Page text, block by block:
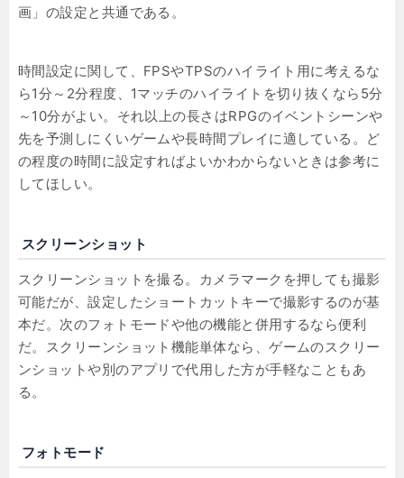
画」の設定と共通である。
時間設定に関して、FPSやTPSのハイライト用に考えるな
ら1分～2分程度、1マッチのハイライトを切り抜くなら5分
～10分がよい。それ以上の長さはRPGのイベントシーンや
先を予測しにくいゲームや長時間プレイに適している。ど
の程度の時間に設定すればよいかわからないときは参考に
してほしい。
スクリーンショット
スクリーンショットを撮る。カメラマークを押しても撮影
可能だが、設定したショートカットキーで撮影するのが基
本だ。次のフォトモードや他の機能と併用するなら便利
だ。スクリーンショット機能単体なら、ゲームのスクリー
ンショットや別のアプリで代用した方が手軽なこともあ
る。
フォトモード